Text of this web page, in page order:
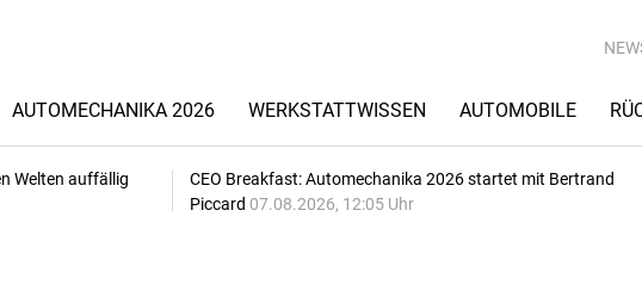
AUTOMECHANIKA 2026 WERKSTATTWISSEN AUTOMOBILE
Welten auffällig
CEO Breakfast: Automechanika 2026 startet mit Bertrand
Piccard 07.08.2026, 12:05 Uhr